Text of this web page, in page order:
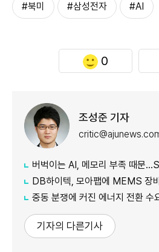
#북미 #삼성전자 #AI
0
조성준 기자
버벅이는 AI, 메모리 부족 때문…SK하이
DB하이텍, 모아팹에 MEMS 장비 이
중동 분쟁에 커진 에너지 전환 수요…코트라
기자의 다른기사